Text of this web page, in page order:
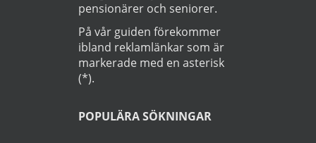
OM GUIDEN
största guiden för att hitta